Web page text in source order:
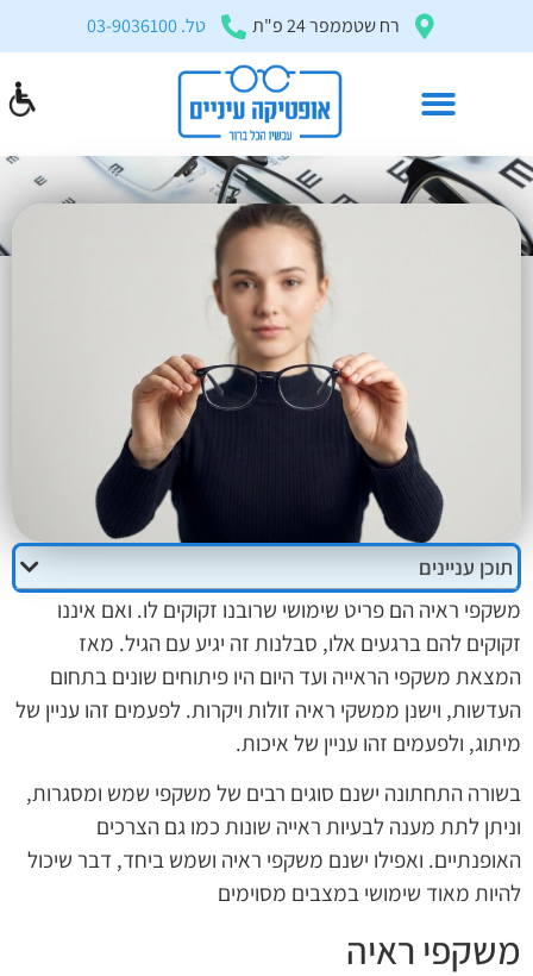
זֶה
"המרכז
הישראלי
לְהַנְגָּשָׁת
אָתָרִים".
רח שטממפר 24 פ"ת טל. 03-9036100
משקפי ראיה
»מאמרים ומדריכים» משקפי ראיה
תוכן עניינים
משקפי ראיה הם פריט שימושי שרובנו זקוקים לו. ואם איננו
זקוקים להם ברגעים אלו, סבלנות זה יגיע עם הגיל. מאז
המצאת משקפי הראייה ועד היום היו פיתוחים שונים בתחום
העדשות, וישנן ממשקי ראיה זולות ויקרות. לפעמים זהו עניין של
מיתוג, ולפעמים זהו עניין של איכות.
בשורה התחתונה ישנם סוגים רבים של משקפי שמש ומסגרות,
וניתן לתת מענה לבעיות ראייה שונות כמו גם הצרכים
האופנתיים. ואפילו ישנם משקפי ראיה ושמש ביחד, דבר שיכול
להיות מאוד שימושי במצבים מסוימים
משקפי ראיה